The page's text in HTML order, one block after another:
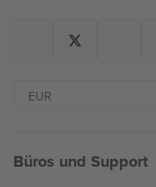
Büros und Support